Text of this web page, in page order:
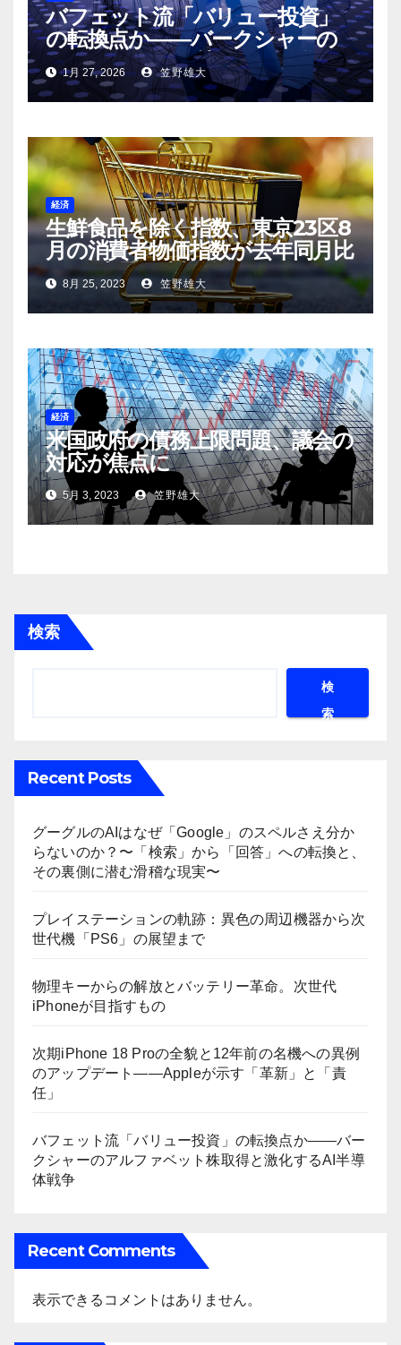
バフェット流「バリュー投資」
の転換点か――バークシャーの
アルファベット株取得と激化す
るAI半導体戦争
1月 27, 2026 笠野雄大
経済
生鮮食品を除く指数、東京23区8
月の消費者物価指数が去年同月比
2.8％上昇 – 速報値が示す
8月 25, 2023 笠野雄大
経済
米国政府の債務上限問題、議会の
対応が焦点に
5月 3, 2023 笠野雄大
検索
検
索
Recent Posts
グーグルのAIはなぜ「Google」のスペルさえ分か
らないのか？〜「検索」から「回答」への転換と、
その裏側に潜む滑稽な現実〜
プレイステーションの軌跡：異色の周辺機器から次
世代機「PS6」の展望まで
物理キーからの解放とバッテリー革命。次世代
iPhoneが目指すもの
次期iPhone 18 Proの全貌と12年前の名機への異例
のアップデート——Appleが示す「革新」と「責
任」
バフェット流「バリュー投資」の転換点か――バー
クシャーのアルファベット株取得と激化するAI半導
体戦争
Recent Comments
表示できるコメントはありません。